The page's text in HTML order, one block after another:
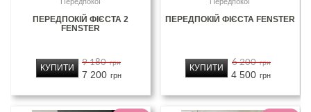
ПЕРЕДПОКІЙ ФІЄСТА 2
FENSTER
9 180 грн
7 200 грн
КУПИТИ
ПЕРЕДПОКІЙ ФІЄСТА FENSTER
6 200 грн
4 500 грн
КУПИТИ